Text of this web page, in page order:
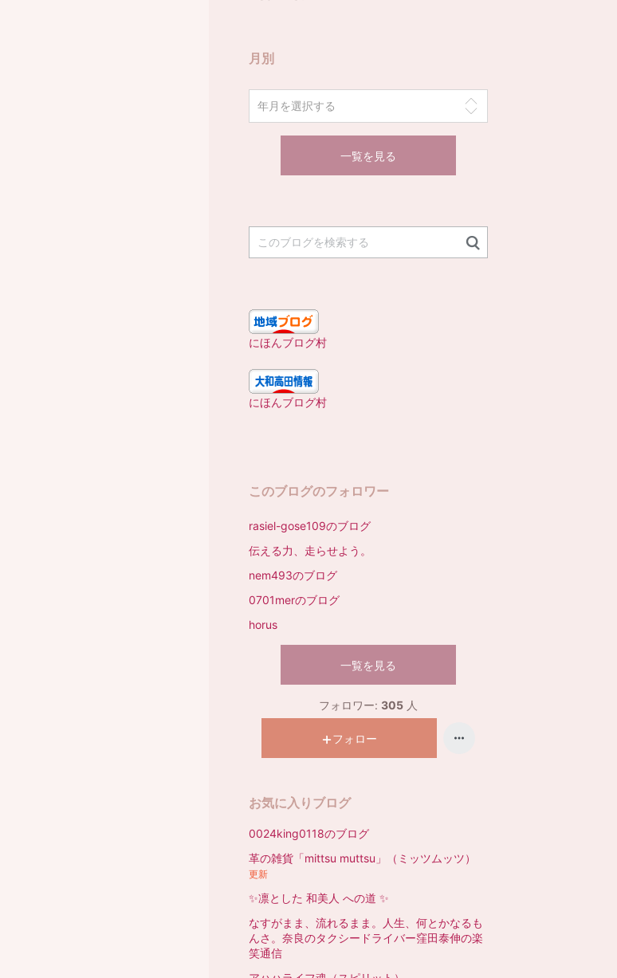
月別
一覧を見る
にほんブログ村
にほんブログ村
このブログのフォロワー
rasiel-gose109のブログ
伝える力、走らせよう。
nem493のブログ
0701merのブログ
horus
一覧を見る
フォロワー: 305 人
フォロー
お気に入りブログ
0024king0118のブログ
革の雑貨「mittsu muttsu」（ミッツムッツ）
更新
✨凛とした 和美人 への道 ✨
なすがまま、流れるまま。人生、何とかなるも
んさ。奈良のタクシードライバー窪田泰伸の楽
笑通信